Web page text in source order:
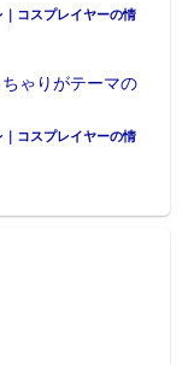
｜コスプレイヤーの情
ゃりがテーマの
｜コスプレイヤーの情